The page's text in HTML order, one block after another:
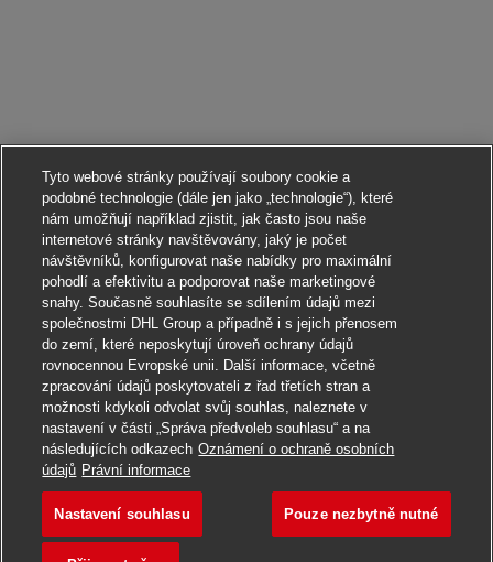
Ucházet se
Uložit do záložek Postbote für Pakete
Tyto webové stránky používají soubory cookie a
podobné technologie (dále jen jako „technologie“), které
nám umožňují například zjistit, jak často jsou naše
internetové stránky navštěvovány, jaký je počet
návštěvníků, konfigurovat naše nabídky pro maximální
pohodlí a efektivitu a podporovat naše marketingové
snahy. Současně souhlasíte se sdílením údajů mezi
společnostmi DHL Group a případně i s jejich přenosem
do zemí, které neposkytují úroveň ochrany údajů
rovnocennou Evropské unii. Další informace, včetně
zpracování údajů poskytovateli z řad třetích stran a
možnosti kdykoli odvolat svůj souhlas, naleznete v
nastavení v části „Správa předvoleb souhlasu“ a na
následujících odkazech Oznámení o ochraně osobních
údajů Právní informace
Nastavení souhlasu Pouze nezbytně nutné